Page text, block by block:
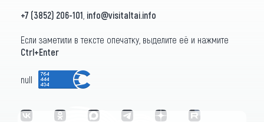
+7 (3852) 206-101 info@visitaltai.info
Если заметили в тексте опечатку, выделите её и нажмите
Ctrl+Enter
null